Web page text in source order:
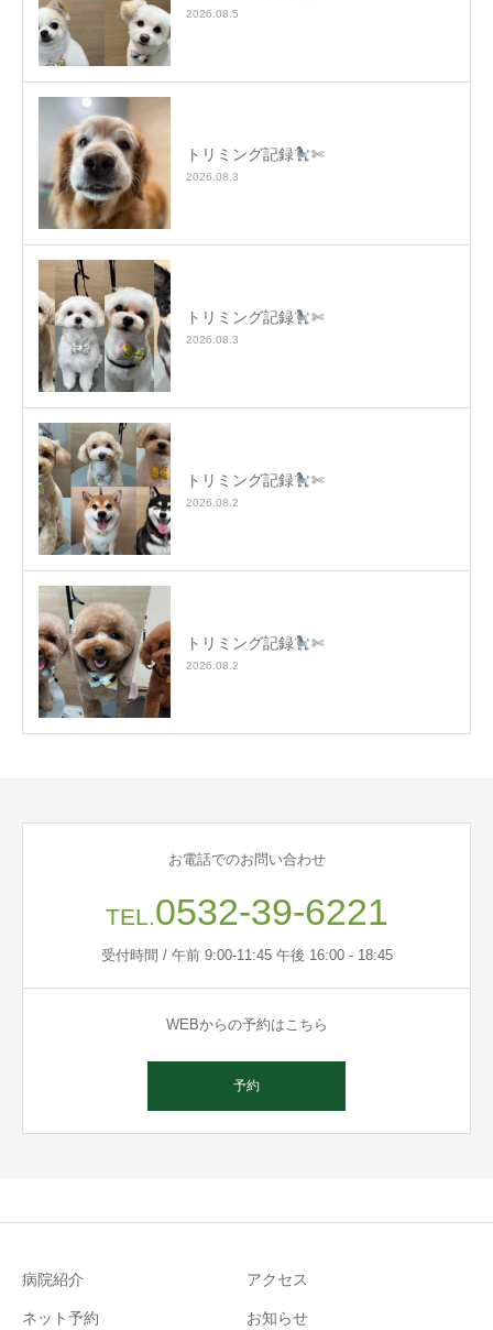
2026.08.5
トリミング記録 ✄
2026.08.3
トリミング記録 ✄
2026.08.3
トリミング記録 ✄
2026.08.2
トリミング記録 ✄
2026.08.2
お電話でのお問い合わせ
TEL.0532-39-6221
受付時間 / 午前 9:00-11:45 午後 16:00 - 18:45
WEBからの予約はこちら
予約
病院紹介 アクセス
ネット予約 お知らせ